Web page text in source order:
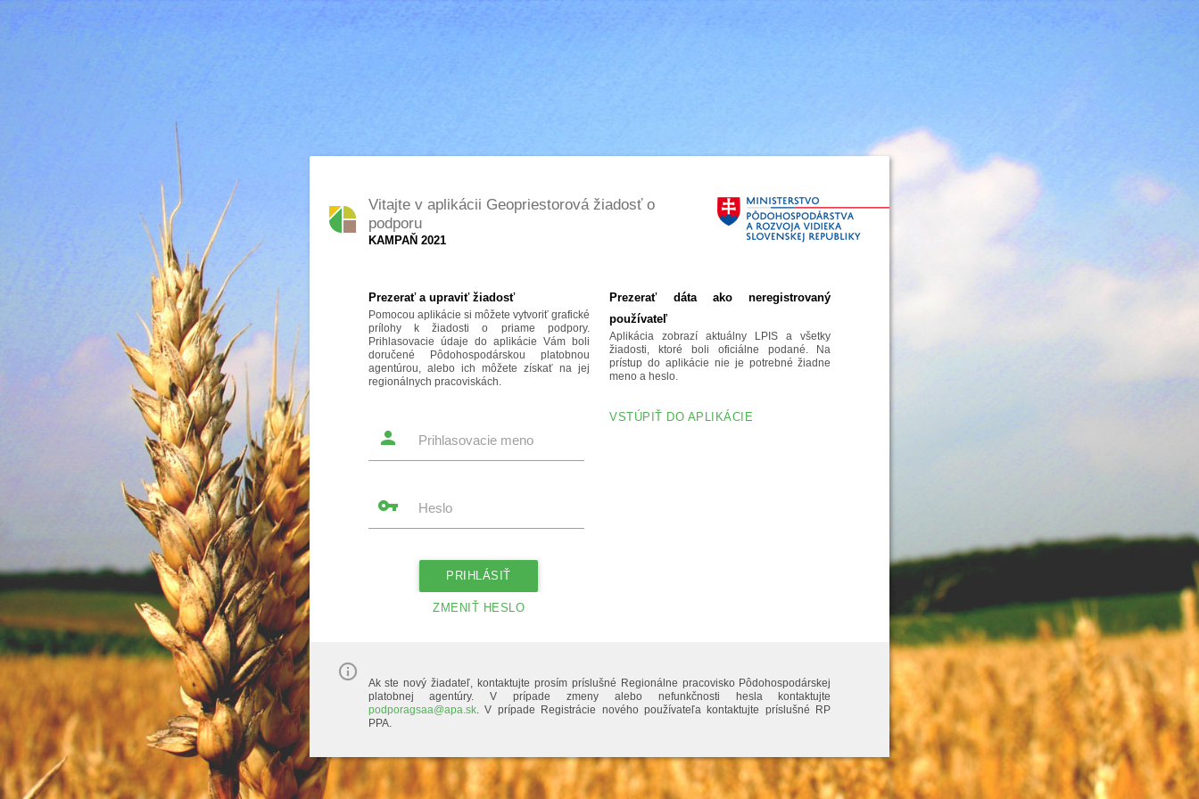
Vitajte v aplikácii Geopriestorová žiadosť o
podporu
KAMPAŇ 2021
Prezerať a upraviť žiadosť
Pomocou aplikácie si môžete vytvoriť grafické
prílohy k žiadosti o priame podpory.
Prihlasovacie údaje do aplikácie Vám boli
doručené Pôdohospodárskou platobnou
agentúrou, alebo ich môžete získať na jej
regionálnych pracoviskách.
Prihlasovacie meno
Heslo
PRIHLÁSIŤ
ZMENIŤ HESLO
Prezerať dáta ako neregistrovaný
používateľ
Aplikácia zobrazí aktuálny LPIS a všetky
žiadosti, ktoré boli oficiálne podané. Na
prístup do aplikácie nie je potrebné žiadne
meno a heslo.
VSTÚPIŤ DO APLIKÁCIE
Ak ste nový žiadateľ, kontaktujte prosím príslušné Regionálne pracovisko Pôdohospodárskej
platobnej agentúry. V prípade zmeny alebo nefunkčnosti hesla kontaktujte
podporagsaa@apa.sk. V prípade Registrácie nového používateľa kontaktujte príslušné RP
PPA.